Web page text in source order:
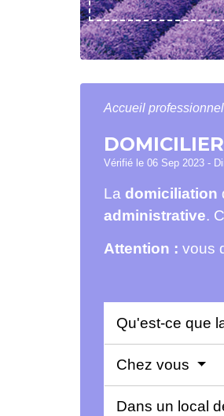
Accueil
Vérifié le 06 Sep 2023 -
La domiciliation
administrative.
Attention : vous
Qu'est-ce que
Chez vous
Dans un local